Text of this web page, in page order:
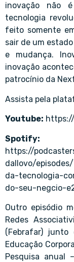
inovação não
tecnologia
feito somente
sair de um
e mudança.
inovação
patrocínio da
Assista pela
Youtube:
Spotify:
https://
dallovo/
da-tecnologia-
do-seu-negcio-
Outro episódio
Redes
(Febrafar)
Educação
Pesquisa anual